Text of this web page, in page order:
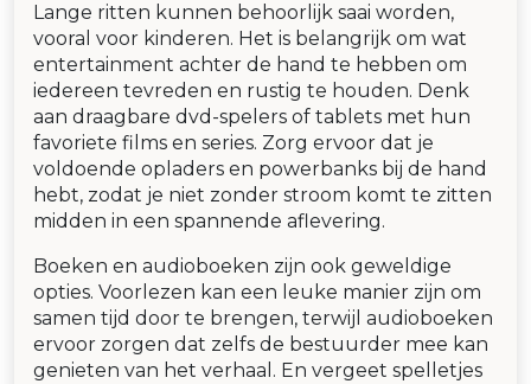
Lange ritten kunnen behoorlijk saai worden,
vooral voor kinderen. Het is belangrijk om wat
entertainment achter de hand te hebben om
iedereen tevreden en rustig te houden. Denk
aan draagbare dvd-spelers of tablets met hun
favoriete films en series. Zorg ervoor dat je
voldoende opladers en powerbanks bij de hand
hebt, zodat je niet zonder stroom komt te zitten
midden in een spannende aflevering.
Boeken en audioboeken zijn ook geweldige
opties. Voorlezen kan een leuke manier zijn om
samen tijd door te brengen, terwijl audioboeken
ervoor zorgen dat zelfs de bestuurder mee kan
genieten van het verhaal. En vergeet spelletjes